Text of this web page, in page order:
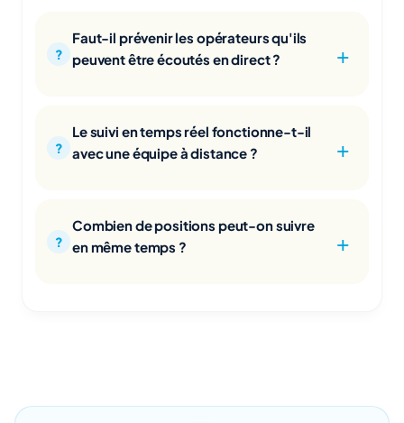
Faut-il prévenir les opérateurs qu'ils
peuvent être écoutés en direct ?
Le suivi en temps réel fonctionne-t-il
avec une équipe à distance ?
Combien de positions peut-on suivre
en même temps ?